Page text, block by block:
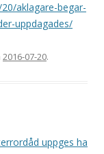
aklagare-begar-
uppdagades/
2016-07-20.
uppges ha